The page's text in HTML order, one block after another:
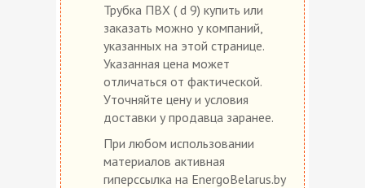
Трубка ПВХ ( d 9) купить или
заказать можно у компаний,
указанных на этой странице.
Указанная цена может
отличаться от фактической.
Уточняйте цену и условия
доставки у продавца заранее.
При любом использовании
материалов активная
гиперссылка на EnergoBelarus.by